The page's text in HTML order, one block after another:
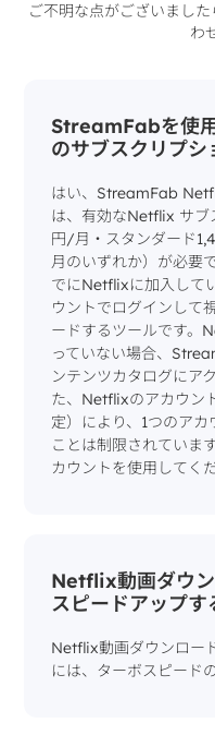
ご不明な点がございました
わ
StreamFabを使
のサブスクリプシ
はい、StreamFab
は、有効なNetflix サブ
円/月・スタンダード
月のいずれか）が必要
でにNetflixに加入して
ウントでログインして
ードするツールです。
っていない場合、
ンテンツカタログにア
た、Netflixのアカウン
定）により、1つのア
ことは制限されていま
カウントを使用してくだ
Netflix動画ダウ
スピードアップす
Netflix動画ダウンロー
には、ターボスピード